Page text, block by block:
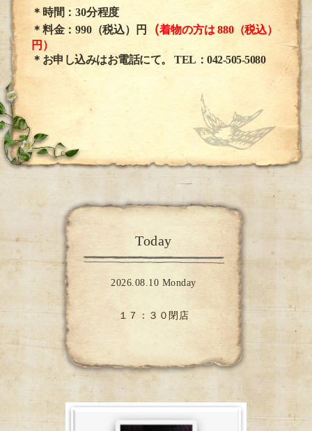
＊時間：30分程度
＊ 料金：990（税込）円（着物の方は 880（税込）
円）
＊お申し込みはお電話にて。
TEL：042-505-5080
Today
2026.08.10 Monday
１７：３０閉店